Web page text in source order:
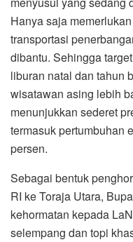
Hanya saja
transportasi
dibantu. Sehingga
liburan natal dan tahun
wisatawan asing lebih
menunjukkan sederet
termasuk pertumbuhan
persen.
Sebagai bentuk
RI ke Toraja Utara,
kehormatan kepada
selempang dan topi